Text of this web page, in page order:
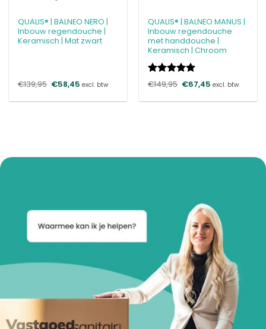
QUALIS® | BALNEO NERO |
Inbouw regendouche |
Keramisch | Mat zwart
€139,95 Oorspronkelijke
€139,95.
€58,45 Huidige
€58,45.
excl. btw
QUALIS® | BALNEO MANUS |
Inbouw regendouche
met handdouche |
Keramisch | Chroom
Gewaardeerd
uit 5
€149,95 Oorspronkelijke
€149,95.
€67,45 Huidige
€67,45.
excl. btw